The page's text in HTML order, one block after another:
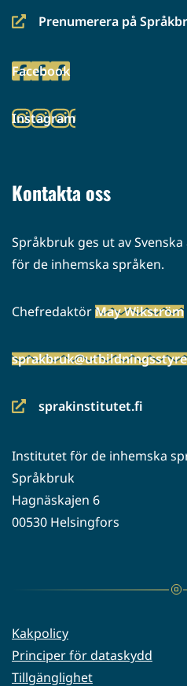
Prenumerera på
(siirryt
palveluun)
Facebook
(siirryt
palveluun)
Instagram
(siirryt
Kontakta oss
Språkbruk ges ut av
för de inhemska språken.
ChefredaktörMay Wikström
sprakinstitutet.fi
(siirryt
palveluun)
Institutet för de inhemska
Språkbruk
Hagnäskajen 6
00530 Helsingfors
Kakpolicy
Principer för dataskydd
Tillgänglighet